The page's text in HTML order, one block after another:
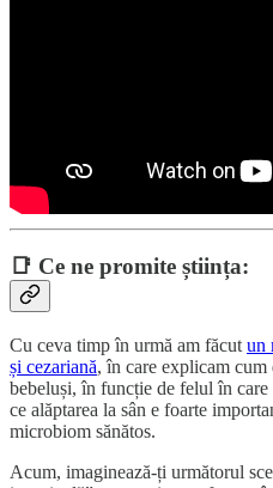
📑 Ce ne promite știința:
Cu ceva timp în urmă am făcut un
și cezariană, în care explicam
bebeluși, în funcție de felul în
ce alăptarea la sân e foarte
microbiom sănătos.
Acum, imaginează-ți următorul